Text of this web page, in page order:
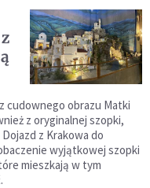
cudownego obrazu Matki
z oryginalnej szopki,
z Krakowa do
wyjątkowej szopki
mieszkają w tym